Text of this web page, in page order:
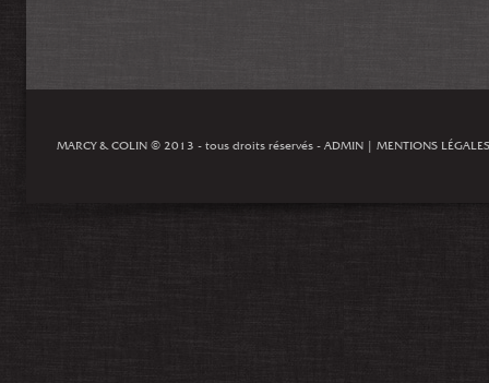
MARCY & COLIN © 2013 - tous droits réservés - ADMIN MENTIONS LÉGALES